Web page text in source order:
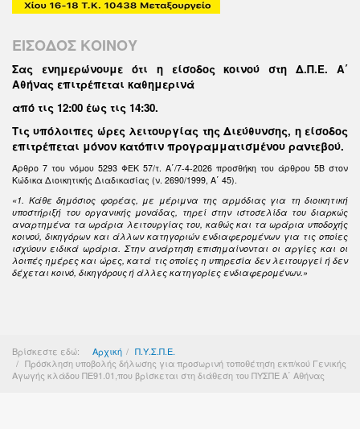
ΕΙΣΟΔΟΣ ΚΟΙΝΟΥ
Σας ενημερώνουμε ότι η είσοδος κοινού στη Δ.Π.Ε. Α΄
Αθήνας επιτρέπεται καθημερινά
από τις 12:00 έως τις 14:30.
Τις υπόλοιπες ώρες λειτουργίας της Διεύθυνσης, η είσοδος
επιτρέπεται μόνον κατόπιν προγραμματισμένου ραντεβού.
Άρθρο 7 του νόμου 5293 ΦΕΚ 57/τ. Α΄/7-4-2026 προσθήκη του άρθρου 5Β στον
Κώδικα Διοικητικής Διαδικασίας (ν. 2690/1999, Α΄ 45).
«1. Κάθε δημόσιος φορέας, με μέριμνα της αρμόδιας για τη διοικητική
υποστήριξή του οργανικής μονάδας, τηρεί στην ιστοσελίδα του διαρκώς
αναρτημένα τα ωράρια λειτουργίας του, καθώς και τα ωράρια υποδοχής
κοινού, δικηγόρων και άλλων κατηγοριών ενδιαφερομένων για τις οποίες
ισχύουν ειδικά ωράρια. Στην ανάρτηση επισημαίνονται οι αργίες και οι
λοιπές ημέρες και ώρες, κατά τις οποίες η υπηρεσία δεν λειτουργεί ή δεν
δέχεται κοινό, δικηγόρους ή άλλες κατηγορίες ενδιαφερομένων.»
Βρίσκεστε εδώ: Αρχική
Π.Υ.Σ.Π.Ε.
Πρόσκληση υποβολής δήλωσης για προσωρινή τοποθέτηση εκπ/κού Γενικής
Αγωγής κλάδου ΠΕ91.01,που βρίσκεται στη διάθεση του ΠΥΣΠΕ Α΄ Αθήνας